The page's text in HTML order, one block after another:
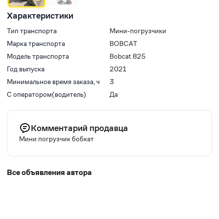
Характеристики
Тип транспорта
Мини-погрузчики
Марка транспорта
BOBCAT
Модель транспорта
Bobcat 825
Год выпуска
2021
Минимальное время заказа, ч
3
С оператором(водитель)
Да
Комментарий продавца
Мини погрузчик бобкат
Все объявления автора